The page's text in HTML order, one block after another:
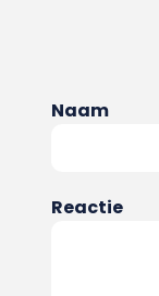
Naam
Reactie